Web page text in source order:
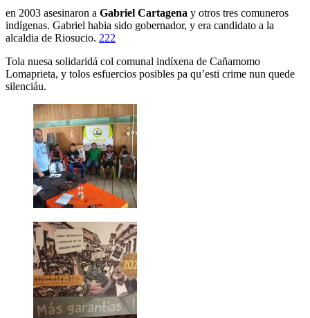
en 2003 asesinaron a Gabriel Cartagena y otros tres comuneros
indígenas. Gabriel habia sido gobernador, y era candidato a la
alcaldia de Riosucio. 222
Tola nuesa solidaridá col comunal indíxena de Cañamomo
Lomaprieta, y tolos esfuercios posibles pa qu’esti crime nun quede
silenciáu.